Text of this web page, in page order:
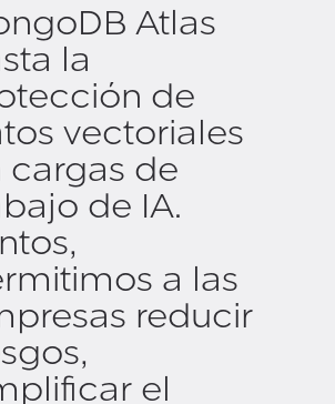
Atlas
la
de
vectoriales
cargas de
de IA.
a las
reducir
el